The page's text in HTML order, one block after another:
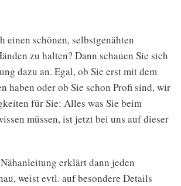
einen schönen, selbstgenähten
zu halten? Dann schauen Sie sich
dazu an. Egal, ob Sie erst mit dem
haben oder ob Sie schon Profi sind, wir
für Sie: Alles was Sie beim
müssen, ist jetzt bei uns auf dieser
erklärt dann jeden
weist evtl. auf besondere Details